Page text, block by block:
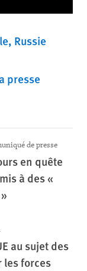
Russie
presse
de presse
en quête
à des «
au sujet des
les forces